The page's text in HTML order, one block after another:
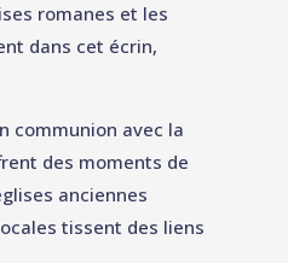
romanes et les
dans cet écrin,
communion avec la
des moments de
anciennes
tissent des liens